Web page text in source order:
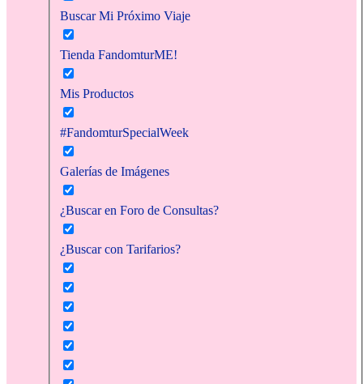
Buscar Mi Próximo Viaje
Tienda FandomturME!
Mis Productos
#FandomturSpecialWeek
Galerías de Imágenes
¿Buscar en Foro de Consultas?
¿Buscar con Tarifarios?